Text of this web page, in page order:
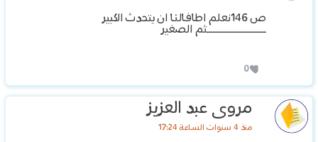
ص 146نعلم اطافالنا ان يتحدث الكبير
ـــــــــــــــــثم الصغير
0
مروى عبد العزيز
منذ 4 سنوات الساعة 17:24